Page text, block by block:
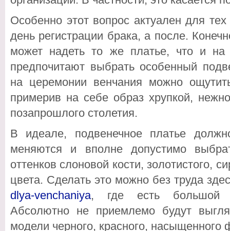
Особенно этот вопрос актуален для
день регистрации брака, а после.
может надеть то же платье, что и на
предпочитают выбрать особенный
на церемонии венчания можно
примерив на себе образ хрупкой,
позапрошлого столетия.
В идеале, подвенечное платье
меняются и вполне допустимо
оттенков слоновой кости, золотистого,
цвета. Сделать это можно без труда
dlya-venchaniya, где есть большой
Абсолютно не приемлемо будут
модели черного, красного, насыщенного